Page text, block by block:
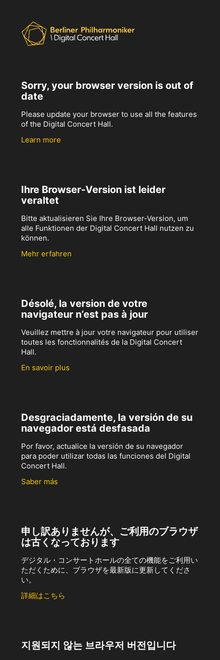
Sorry, your browser version is out of
date
Please update your browser to use all the features
of the Digital Concert Hall.
Learn more
Ihre Browser-Version ist leider
veraltet
Bitte aktualisieren Sie Ihre Browser-Version, um
alle Funktionen der Digital Concert Hall nutzen zu
können.
Mehr erfahren
Désolé, la version de votre
navigateur n’est pas à jour
Veuillez mettre à jour votre navigateur pour utiliser
toutes les fonctionnalités de la Digital Concert
Hall.
En savoir plus
Desgraciadamente, la versión de su
navegador está desfasada
Por favor, actualice la versión de su navegador
para poder utilizar todas las funciones del Digital
Concert Hall.
Saber más
申し訳ありませんが、ご利用のブラウザ
は古くなっております
デジタル・コンサートホールの全ての機能をご利用い
ただくために、ブラウザを最新版に更新してくださ
い。
詳細はこちら
지원되지 않는 브라우저 버전입니다